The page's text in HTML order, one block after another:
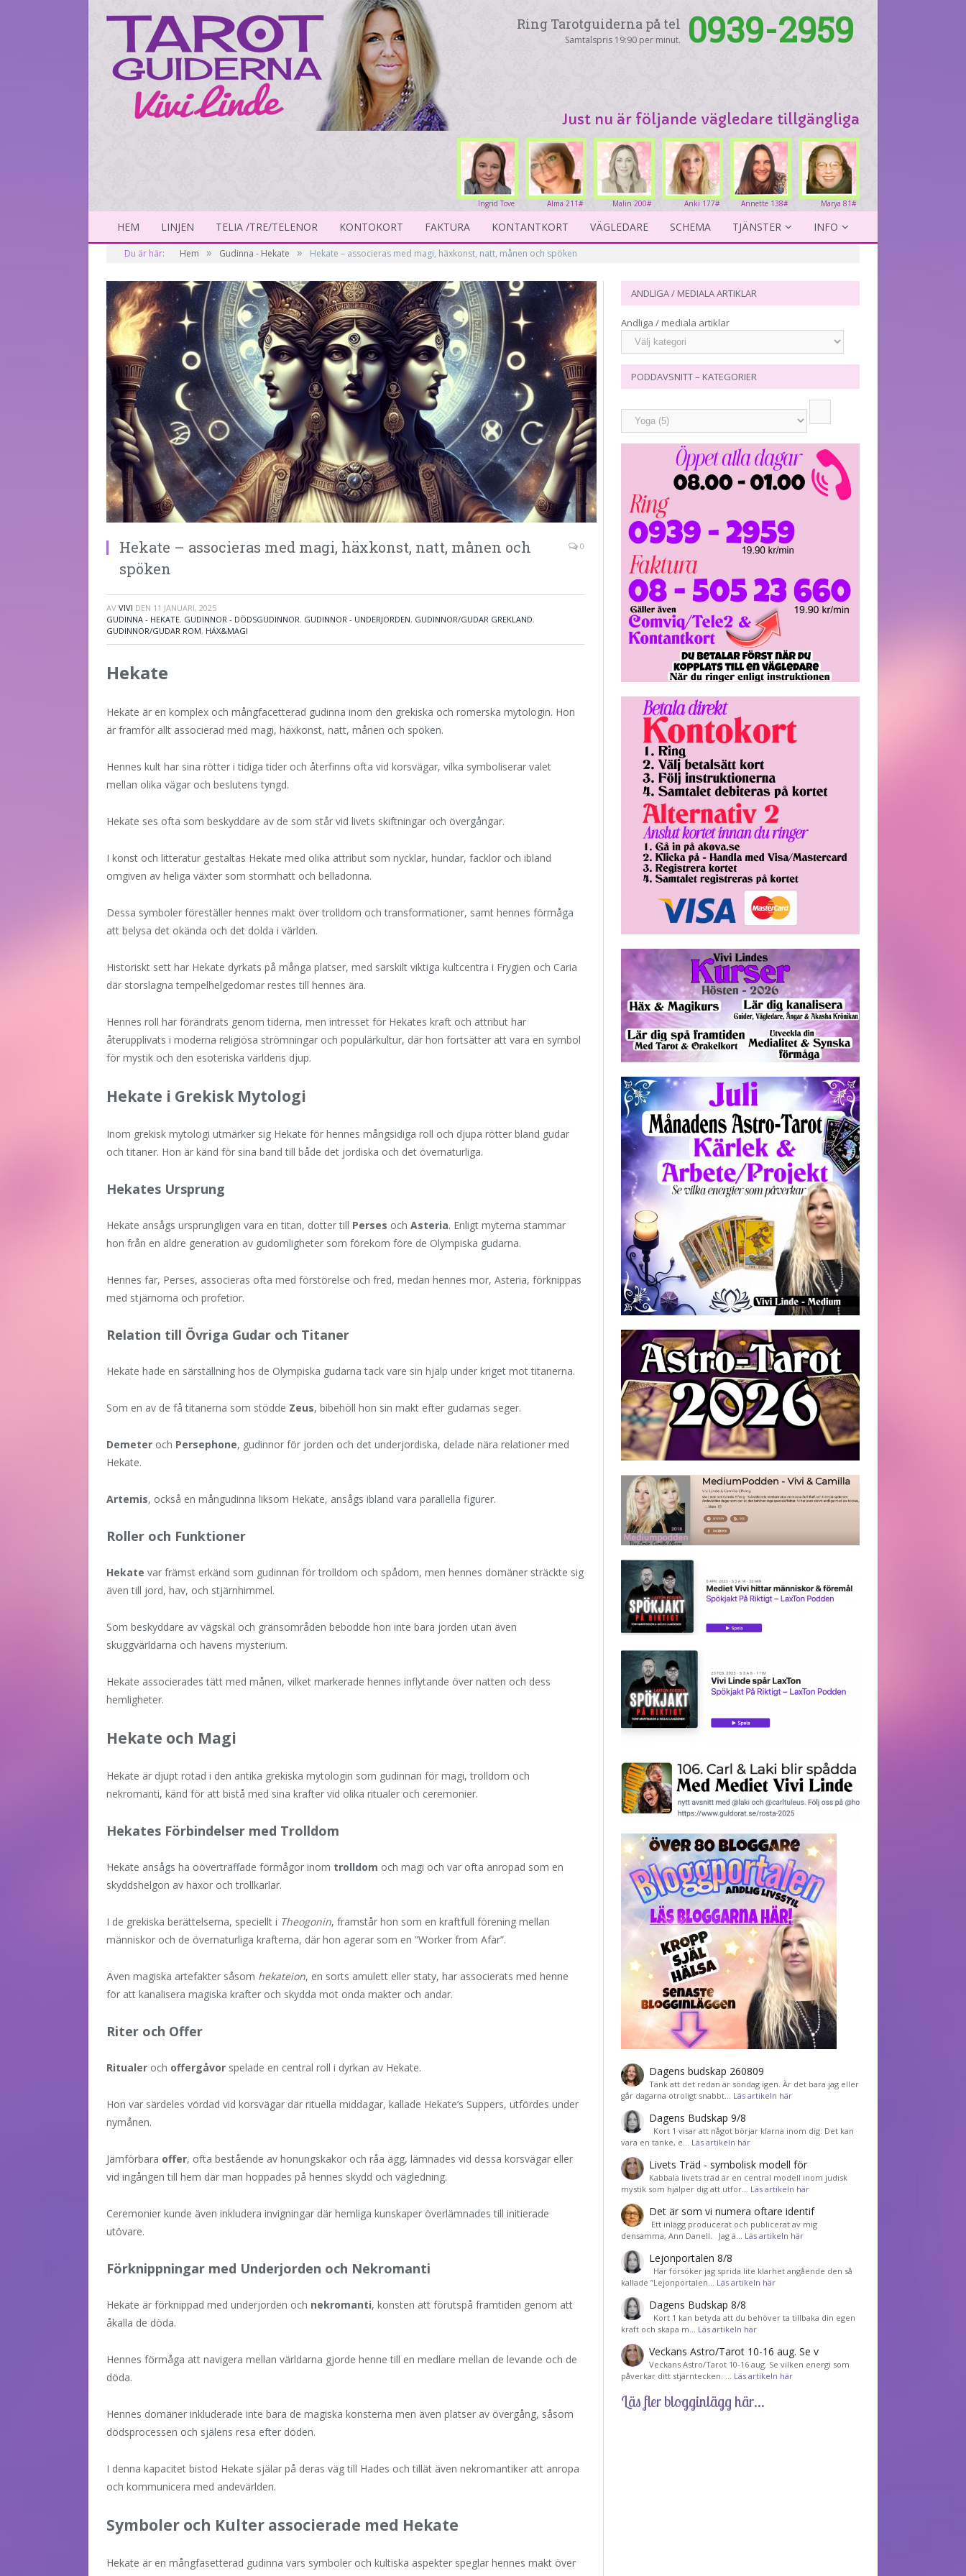
Ring Tarotguiderna på tel
Samtalspris 19:90 per minut. 0939-2959
Just nu är följande vägledare tillgängliga
Marya 81#
Annette 138#
Anki 177#
Malin 200#
Alma 211#
Ingrid Tove
234#
HEM LINJEN TELIA /TRE/TELENOR KONTOKORT FAKTURA KONTANTKORT VÄGLEDARE SCHEMA TJÄNSTER INFO
Du är här: Hem » Gudinna - Hekate » Hekate – associeras med magi, häxkonst, natt, månen och spöken
Hekate – associeras med magi, häxkonst, natt, månen och
spöken
0
AV VIVI DEN 11 JANUARI, 2025
GUDINNA - HEKATE, GUDINNOR - DÖDSGUDINNOR, GUDINNOR - UNDERJORDEN, GUDINNOR/GUDAR GREKLAND,
GUDINNOR/GUDAR ROM, HÄX&MAGI
Hekate
Hekate är en komplex och mångfacetterad gudinna inom den grekiska och romerska mytologin. Hon
är framför allt associerad med magi, häxkonst, natt, månen och spöken.
Hennes kult har sina rötter i tidiga tider och återfinns ofta vid korsvägar, vilka symboliserar valet
mellan olika vägar och beslutens tyngd.
Hekate ses ofta som beskyddare av de som står vid livets skiftningar och övergångar.
I konst och litteratur gestaltas Hekate med olika attribut som nycklar, hundar, facklor och ibland
omgiven av heliga växter som stormhatt och belladonna.
Dessa symboler föreställer hennes makt över trolldom och transformationer, samt hennes förmåga
att belysa det okända och det dolda i världen.
Historiskt sett har Hekate dyrkats på många platser, med särskilt viktiga kultcentra i Frygien och Caria
där storslagna tempelhelgedomar restes till hennes ära.
Hennes roll har förändrats genom tiderna, men intresset för Hekates kraft och attribut har
återupplivats i moderna religiösa strömningar och populärkultur, där hon fortsätter att vara en symbol
för mystik och den esoteriska världens djup.
Hekate i Grekisk Mytologi
Inom grekisk mytologi utmärker sig Hekate för hennes mångsidiga roll och djupa rötter bland gudar
och titaner. Hon är känd för sina band till både det jordiska och det övernaturliga.
Hekates Ursprung
Hekate ansågs ursprungligen vara en titan, dotter till Perses och Asteria. Enligt myterna stammar
hon från en äldre generation av gudomligheter som förekom före de Olympiska gudarna.
Hennes far, Perses, associeras ofta med förstörelse och fred, medan hennes mor, Asteria, förknippas
med stjärnorna och profetior.
Relation till Övriga Gudar och Titaner
Hekate hade en särställning hos de Olympiska gudarna tack vare sin hjälp under kriget mot titanerna.
Som en av de få titanerna som stödde Zeus, bibehöll hon sin makt efter gudarnas seger.
Demeter och Persephone, gudinnor för jorden och det underjordiska, delade nära relationer med
Hekate.
Artemis, också en mångudinna liksom Hekate, ansågs ibland vara parallella figurer.
Roller och Funktioner
Hekate var främst erkänd som gudinnan för trolldom och spådom, men hennes domäner sträckte sig
även till jord, hav, och stjärnhimmel.
Som beskyddare av vägskäl och gränsområden bebodde hon inte bara jorden utan även
skuggvärldarna och havens mysterium.
Hekate associerades tätt med månen, vilket markerade hennes inflytande över natten och dess
hemligheter.
Hekate och Magi
Hekate är djupt rotad i den antika grekiska mytologin som gudinnan för magi, trolldom och
nekromanti, känd för att bistå med sina krafter vid olika ritualer och ceremonier.
Hekates Förbindelser med Trolldom
Hekate ansågs ha oöverträffade förmågor inom trolldom och magi och var ofta anropad som en
skyddshelgon av häxor och trollkarlar.
I de grekiska berättelserna, speciellt i Theogonin, framstår hon som en kraftfull förening mellan
människor och de övernaturliga krafterna, där hon agerar som en ”Worker from Afar”.
Även magiska artefakter såsom hekateion, en sorts amulett eller staty, har associerats med henne
för att kanalisera magiska krafter och skydda mot onda makter och andar.
Riter och Offer
Ritualer och offergåvor spelade en central roll i dyrkan av Hekate.
Hon var särdeles vördad vid korsvägar där rituella middagar, kallade Hekate’s Suppers, utfördes under
nymånen.
Jämförbara offer, ofta bestående av honungskakor och råa ägg, lämnades vid dessa korsvägar eller
vid ingången till hem där man hoppades på hennes skydd och vägledning.
Ceremonier kunde även inkludera invigningar där hemliga kunskaper överlämnades till initierade
utövare.
Förknippningar med Underjorden och Nekromanti
Hekate är förknippad med underjorden och nekromanti, konsten att förutspå framtiden genom att
åkalla de döda.
Hennes förmåga att navigera mellan världarna gjorde henne till en medlare mellan de levande och de
döda.
Hennes domäner inkluderade inte bara de magiska konsterna men även platser av övergång, såsom
dödsprocessen och själens resa efter döden.
I denna kapacitet bistod Hekate själar på deras väg till Hades och tillät även nekromantiker att anropa
och kommunicera med andevärlden.
Symboler och Kulter associerade med Hekate
Hekate är en mångfasetterad gudinna vars symboler och kultiska aspekter speglar hennes makt över
ANDLIGA / MEDIALA ARTIKLAR
Andliga / mediala artiklar
PODDAVSNITT – KATEGORIER
Dagens budskap 260809
Tänk att det redan är söndag igen. Är det bara jag eller
går dagarna otroligt snabbt… Läs artikeln här
Dagens Budskap 9/8
Kort 1 visar att något börjar klarna inom dig. Det kan
vara en tanke, e… Läs artikeln här
Livets Träd - symbolisk modell för
Kabbala livets träd är en central modell inom judisk
mystik som hjälper dig att utfor… Läs artikeln här
Det är som vi numera oftare identif
͏ Ett inlägg producerat och publicerat av mig
densamma, Ann Danell. Jag ä… Läs artikeln här
Lejonportalen 8/8
Här försöker jag sprida lite klarhet angående den så
kallade ”Lejonportalen… Läs artikeln här
Dagens Budskap 8/8
Kort 1 kan betyda att du behöver ta tillbaka din egen
kraft och skapa m… Läs artikeln här
Veckans Astro/Tarot 10-16 aug. Se v
Veckans Astro/Tarot 10-16 aug. Se vilken energi som
påverkar ditt stjärntecken. … Läs artikeln här
Läs fler blogginlägg här...